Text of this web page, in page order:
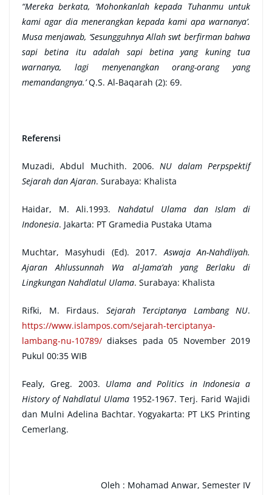
“Mereka berkata, ‘Mohonkanlah kepada Tuhanmu untuk
kami agar dia menerangkan kepada kami apa warnanya’.
Musa menjawab, ‘Sesungguhnya Allah swt berfirman bahwa
sapi betina itu adalah sapi betina yang kuning tua
warnanya, lagi menyenangkan orang-orang yang
memandangnya.’Q.S. Al-Baqarah (2): 69.
Referensi
Muzadi, Abdul Muchith. 2006.NU dalam Perpspektif
Sejarah dan Ajaran. Surabaya: Khalista
Haidar, M. Ali.1993.Nahdatul Ulama dan Islam di
Indonesia. Jakarta: PT Gramedia Pustaka Utama
Muchtar, Masyhudi (Ed). 2017.Aswaja An-Nahdliyah.
Ajaran Ahlussunnah Wa al-Jama’ah yang Berlaku di
Lingkungan Nahdlatul Ulama. Surabaya: Khalista
Rifki, M. Firdaus. Sejarah Terciptanya Lambang NU.
https://www.islampos.com/sejarah-terciptanya-
lambang-nu-10789/ diakses pada 05 November 2019
Pukul 00:35 WIB
Fealy, Greg. 2003. Ulama and Politics in Indonesia a
History of Nahdlatul Ulama 1952-1967. Terj. Farid Wajidi
dan Mulni Adelina Bachtar. Yogyakarta: PT LKS Printing
Cemerlang.
Oleh : Mohamad Anwar, Semester IV